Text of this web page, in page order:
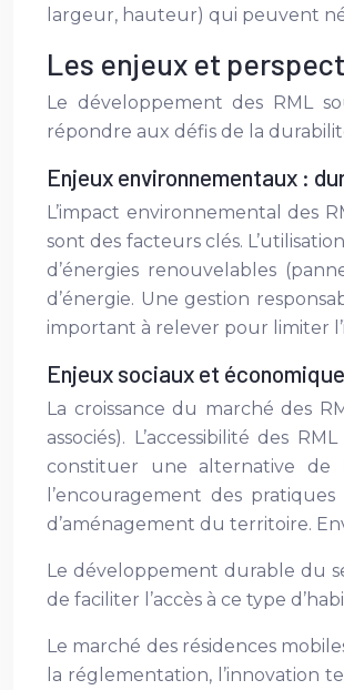
largeur, hauteur) qui peuvent
Les enjeux et
Le développement des RML
répondre aux défis de la
Enjeux environnementaux :
L’impact environnemental des
sont des facteurs clés.
d’énergies renouvelables
d’énergie. Une gestion
important à relever pour limiter
Enjeux sociaux et
La croissance du marché des
associés). L’accessibilité des
constituer une alternative de
l’encouragement des
d’aménagement du territoire.
Le développement durable du
de faciliter l’accès à ce type
Le marché des résidences
la réglementation, l’innovation